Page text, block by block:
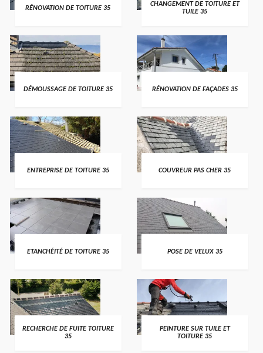
RÉNOVATION DE TOITURE 35
CHANGEMENT DE TOITURE ET
TUILE 35
DÉMOUSSAGE DE TOITURE 35 RÉNOVATION DE FAÇADES 35
ENTREPRISE DE TOITURE 35 COUVREUR PAS CHER 35
ETANCHÉITÉ DE TOITURE 35 POSE DE VELUX 35
RECHERCHE DE FUITE TOITURE
35
PEINTURE SUR TUILE ET
TOITURE 35